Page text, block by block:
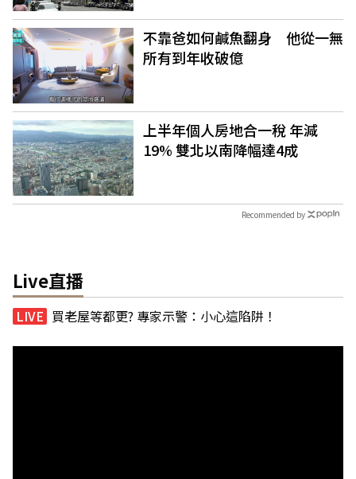
不靠爸如何鹹魚翻身 他從一無
所有到年收破億
上半年個人房地合一稅 年減
19% 雙北以南降幅達4成
Recommended by
Live直播
買老屋等都更? 專家示警：小心這陷阱！